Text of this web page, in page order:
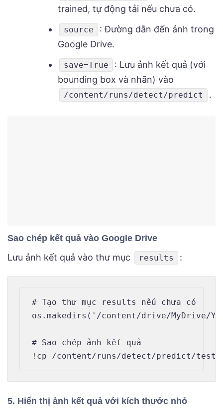
trained, tự động tải nếu chưa có.
source
: Đường dẫn đến ảnh trong
Google Drive.
save=True
: Lưu ảnh kết quả (với
bounding box và nhãn) vào
/content/runs/detect/predict .
Sao chép kết quả vào Google Drive
Lưu ảnh kết quả vào thư mục results :
# Tạo thư mục results nếu chưa có
os.makedirs('/content/drive/MyDrive/
# Sao chép ảnh kết quả
5. Hiển thị ảnh kết quả với kích thước nhỏ